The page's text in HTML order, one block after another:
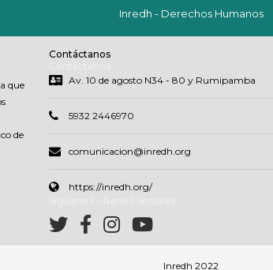
Inredh - Derechos Humanos
que
de
Contáctanos
Av. 10 de agosto N34 - 80 y Rumipamba
5932 2446970
comunicacion@inredh.org
https://inredh.org/
Inredh 2022